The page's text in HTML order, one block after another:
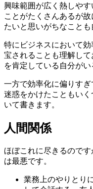
興味範囲が広く熱しや
ことがたくさんあるが
たいと思いがちなことも
特にビジネスにおいて
宝されることも理解し
を肯定している自分がい
一方で効率化に偏りす
迷惑をかけたこともい
いて書きます。
人間関係
ほぼこれに尽きるので
は最悪です。
業務上のやりとり